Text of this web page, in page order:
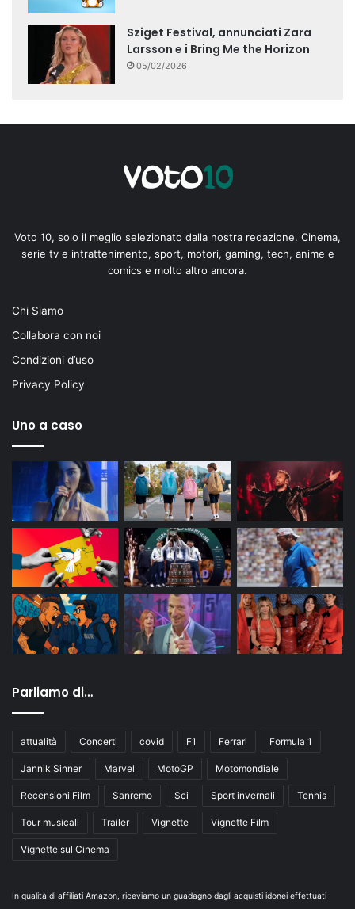
Sziget Festival, annunciati Zara
Larsson e i Bring Me the Horizon
05/02/2026
Voto 10, solo il meglio selezionato dalla nostra redazione. Cinema,
serie tv e intrattenimento, sport, motori, gaming, tech, anime e
comics e molto altro ancora.
Chi Siamo
Collabora con noi
Condizioni d’uso
Privacy Policy
Uno a caso
Parliamo di…
attualità Concerti covid F1 Ferrari Formula 1
Jannik Sinner Marvel MotoGP Motomondiale
Recensioni Film Sanremo Sci Sport invernali Tennis
Tour musicali Trailer Vignette Vignette Film
Vignette sul Cinema
In qualità di affiliati Amazon, riceviamo un guadagno dagli acquisti idonei effettuati